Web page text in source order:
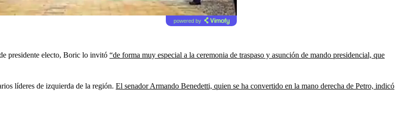
powered by
presidente electo, Boric lo invitó “de forma muy especial a la ceremonia de traspaso y asunción de mando presidencial, que
líderes de izquierda de la región. El senador Armando Benedetti, quien se ha convertido en la mano derecha de Petro, indicó